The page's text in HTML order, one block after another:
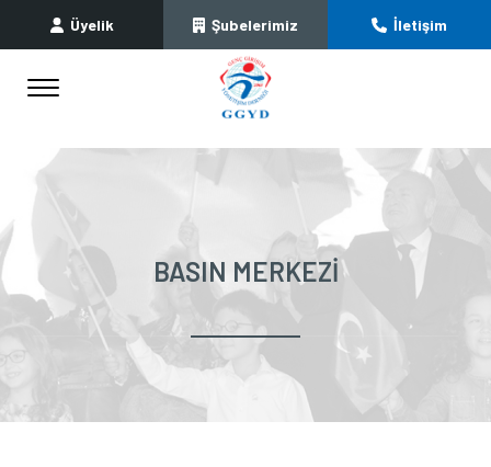
Üyelik Şubelerimiz İletişim
BASIN MERKEZI